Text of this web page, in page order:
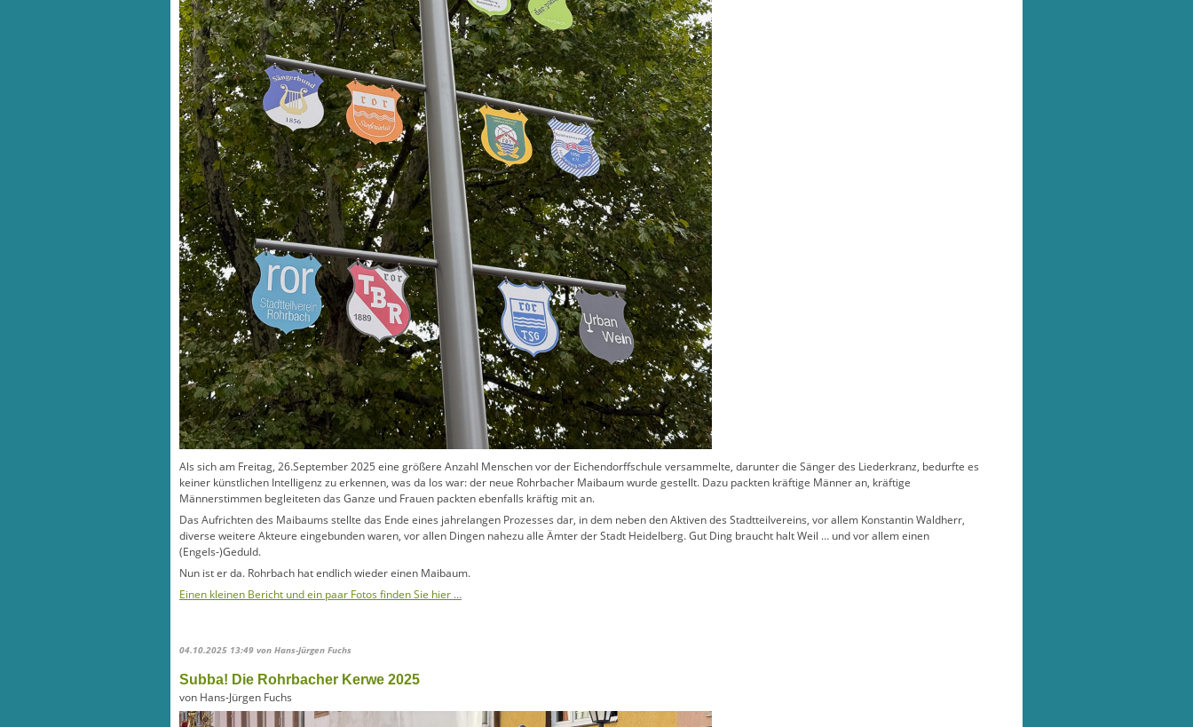
Als sich am Freitag, 26.September 2025 eine größere Anzahl Menschen vor der Eichendorffschule versammelte, darunter die Sänger des Liederkranz, bedurfte es
keiner künstlichen Intelligenz zu erkennen, was da los war: der neue Rohrbacher Maibaum wurde gestellt. Dazu packten kräftige Männer an, kräftige
Männerstimmen begleiteten das Ganze und Frauen packten ebenfalls kräftig mit an.
Das Aufrichten des Maibaums stellte das Ende eines jahrelangen Prozesses dar, in dem neben den Aktiven des Stadtteilvereins, vor allem Konstantin Waldherr,
diverse weitere Akteure eingebunden waren, vor allen Dingen nahezu alle Ämter der Stadt Heidelberg. Gut Ding braucht halt Weil … und vor allem einen
(Engels-)Geduld.
Nun ist er da. Rohrbach hat endlich wieder einen Maibaum.
Einen kleinen Bericht und ein paar Fotos finden Sie hier …
04.10.2025 13:49 von Hans-Jürgen Fuchs
Subba! Die Rohrbacher Kerwe 2025
von Hans-Jürgen Fuchs